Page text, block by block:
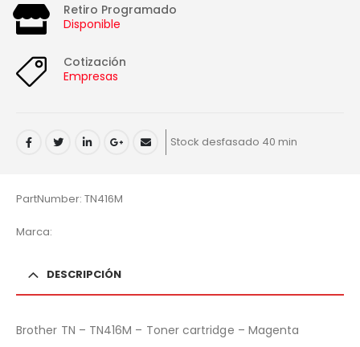
Retiro Programado
Disponible
Cotización
Empresas
Stock desfasado 40 min
PartNumber: TN416M
Marca:
DESCRIPCIÓN
Brother TN – TN416M – Toner cartridge – Magenta